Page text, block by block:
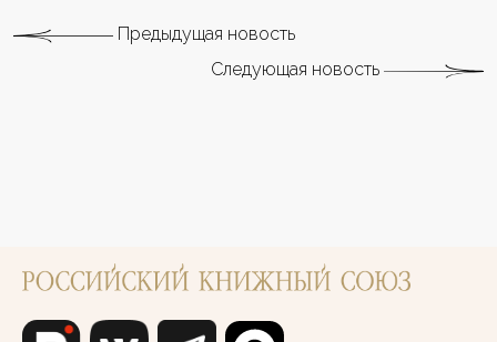
Предыдущая новость
Следующая новость